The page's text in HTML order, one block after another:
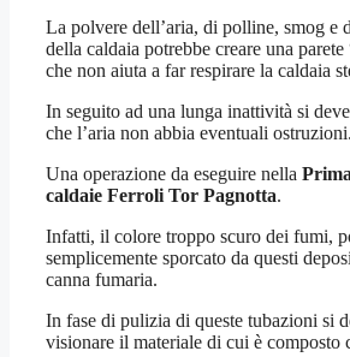
La polvere dell’aria, di polline, smog e
della caldaia potrebbe creare una parete
che non aiuta a far respirare la caldaia
In seguito ad una lunga inattività si
che l’aria non abbia eventuali ostruzioni.
Una operazione da eseguire nella
caldaie Ferroli Tor Pagnotta.
Infatti, il colore troppo scuro dei fumi,
semplicemente sporcato da questi
canna fumaria.
In fase di pulizia di queste tubazioni si
visionare il materiale di cui è composto